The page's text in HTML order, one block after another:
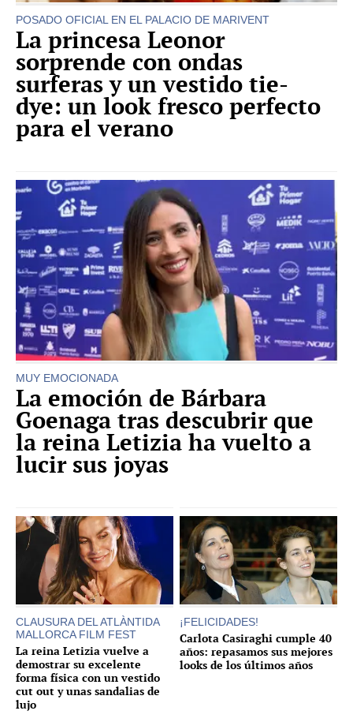
POSADO OFICIAL EN EL PALACIO DE MARIVENT
La princesa Leonor
sorprende con ondas
surferas y un vestido tie-
dye: un look fresco perfecto
para el verano
MUY EMOCIONADA
La emoción de Bárbara
Goenaga tras descubrir que
la reina Letizia ha vuelto a
lucir sus joyas
CLAUSURA DEL ATLÀNTIDA
MALLORCA FILM FEST
La reina Letizia vuelve a
demostrar su excelente
forma física con un vestido
cut out y unas sandalias de
lujo
¡FELICIDADES!
Carlota Casiraghi cumple 40
años: repasamos sus mejores
looks de los últimos años